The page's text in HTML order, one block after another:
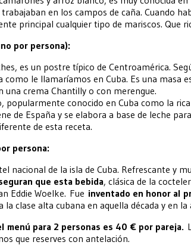
en los campos de caña. Cuando
principal cualquier tipo de mariscos. Que
por persona):
es un postre típico de Centroamérica.
como le llamaríamos en Cuba. Es una masa
una crema Chantilly o con merengue.
popularmente conocido en Cuba como la
de España y se elabora a base de leche
de esta receta.
persona:
nacional de la isla de Cuba. Refrescante y
que esta bebida, clásica de la
Eddie Woelke. Fue inventado en honor al
la clase alta cubana en aquella década y en la
menú para 2 personas es 40 € por pareja.
que reserves con antelación.